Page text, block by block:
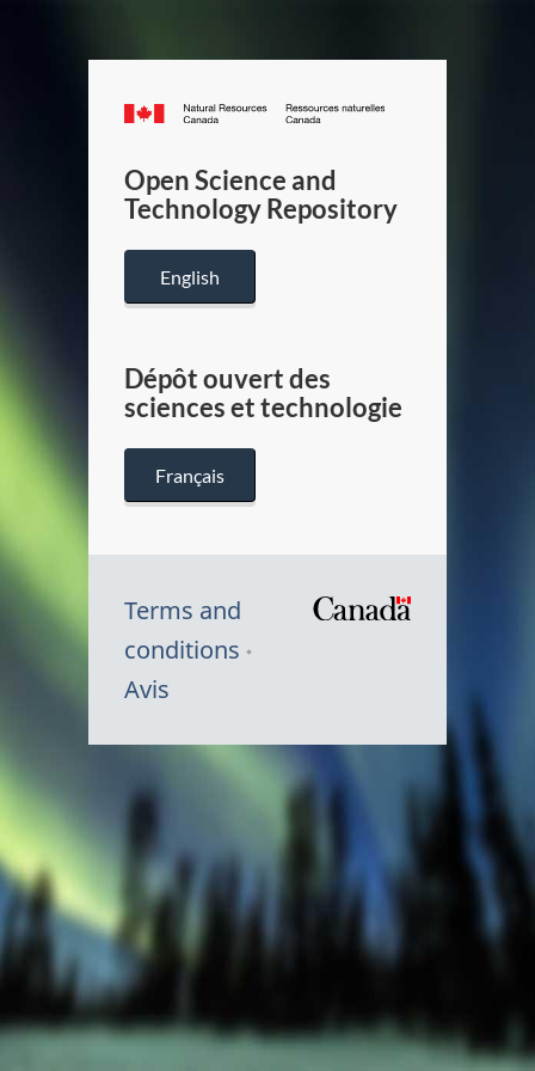
Canada.ca
/
Canada
Open Science and
Technology Repository
English
Dépôt ouvert des
sciences et technologie
Français
Terms and
conditions
Avis
Canada